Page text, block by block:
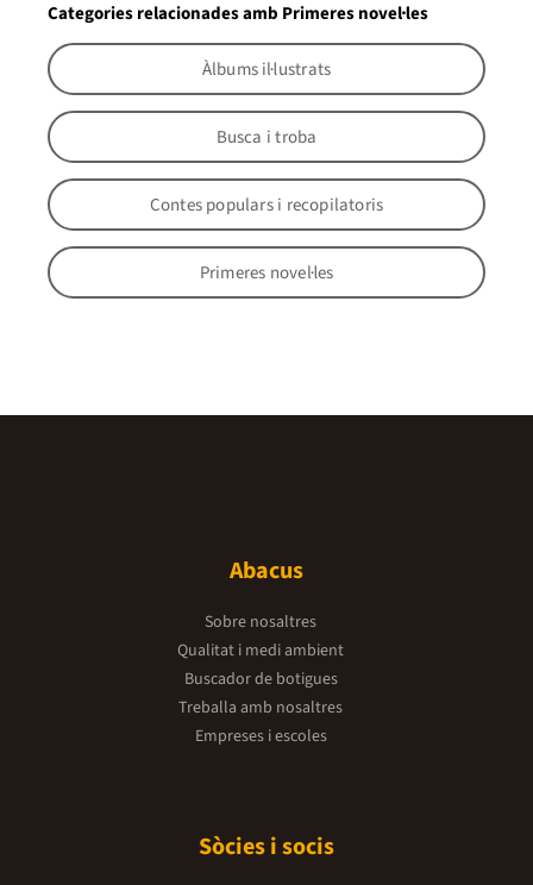
Categories relacionades amb Primeres novel·les
Àlbums il·lustrats
Busca i troba
Contes populars i recopilatoris
Primeres novel·les
Abacus
Sobre nosaltres
Qualitat i medi ambient
Buscador de botigues
Treballa amb nosaltres
Empreses i escoles
Sòcies i socis